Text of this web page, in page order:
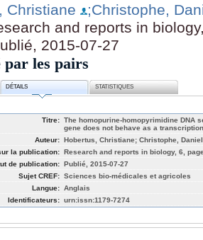
Christiane
;Christophe,
and reports in
2015-07-27
les pairs
DÉTAILS STATISTIQUES
Titre: The homopurine-homopyrimidine DNA
gene does not behave as a
Auteur: Hobertus, Christiane; Christophe, Daniel
la publication: Research and reports in biology, 6,
de publication: Publié, 2015-07-27
Sujet CREF: Sciences bio-médicales et agricoles
Langue: Anglais
Identificateurs: urn:issn:1179-7274